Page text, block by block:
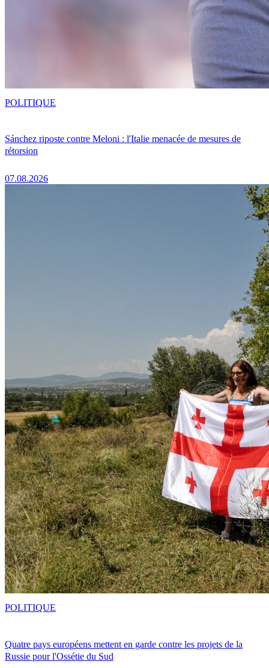
Sánchez riposte contre Meloni : l'Italie menacée de mesures de
rétorsion
07.08.2026
POLITIQUE
Quatre pays européens mettent en garde contre les projets de la
Russie pour l'Ossétie du Sud
POLITIQUE